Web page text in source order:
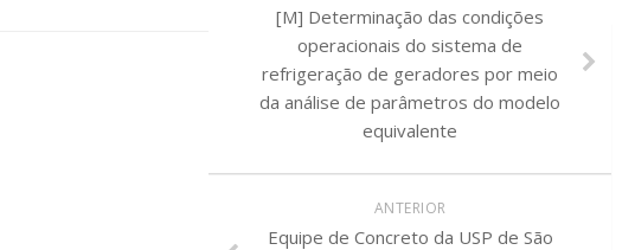
[M] Determinação das condições
operacionais do sistema de
refrigeração de geradores por meio
da análise de parâmetros do modelo
equivalente
ANTERIOR
Equipe de Concreto da USP de São